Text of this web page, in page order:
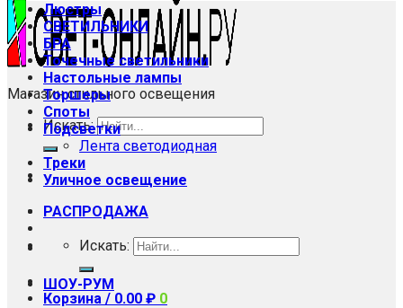
Магазин стильного освещения
Искать:
РАСПРОДАЖА
ШОУ-РУМ
Люстры
СВЕТИЛЬНИКИ
БРА
Точечные светильники
Настольные лампы
Торшеры
Споты
Подсветки
Лента светодиодная
Треки
Уличное освещение
Искать:
Корзина / 0.00 ₽ 0